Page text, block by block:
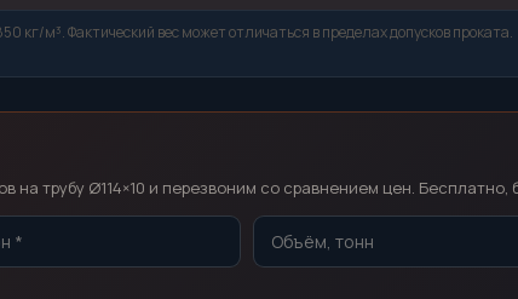
кг/м³. Фактический вес может отличаться в пределах допусков проката.
трубу Ø114×10 и перезвоним со сравнением цен. Бесплатно,